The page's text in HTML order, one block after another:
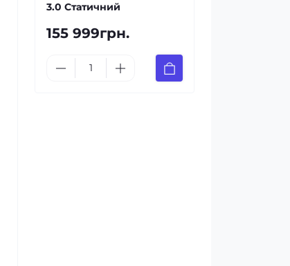
3.0 Статичний
155 999грн.